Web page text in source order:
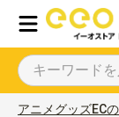
アニメグッズEC